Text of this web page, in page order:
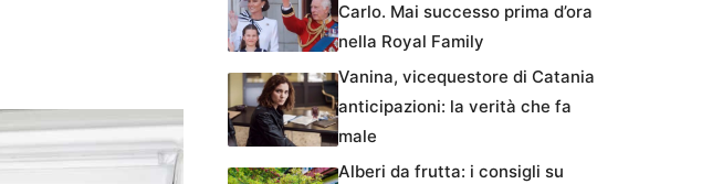
Carlo. Mai successo prima d’ora
nella Royal Family
Vanina, vicequestore di Catania
anticipazioni: la verità che fa
male
Alberi da frutta: i consigli su